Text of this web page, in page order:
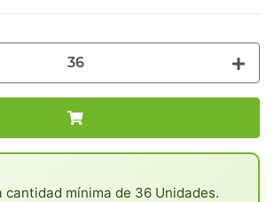
cantidad mínima de 36 Unidades.